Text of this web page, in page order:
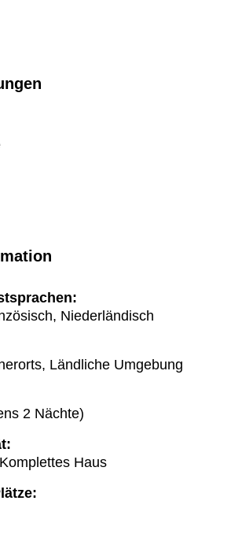
Niederländisch
Ländliche Umgebung
2 Nächte)
Haus